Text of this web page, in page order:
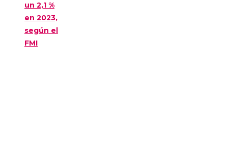
un 2,1 %
en 2023,
según el
FMI